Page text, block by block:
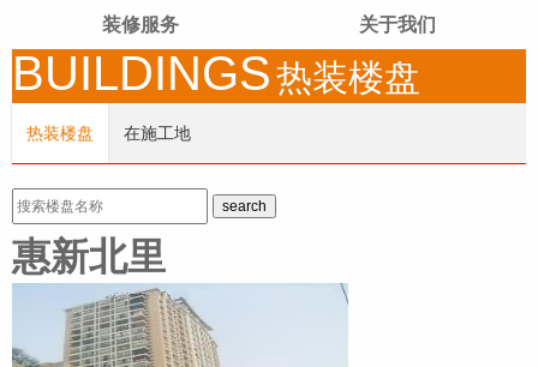
装修服务 关于我们
当前位置：
BUILDINGS热装楼盘
热装楼盘 在施工地
惠新北里